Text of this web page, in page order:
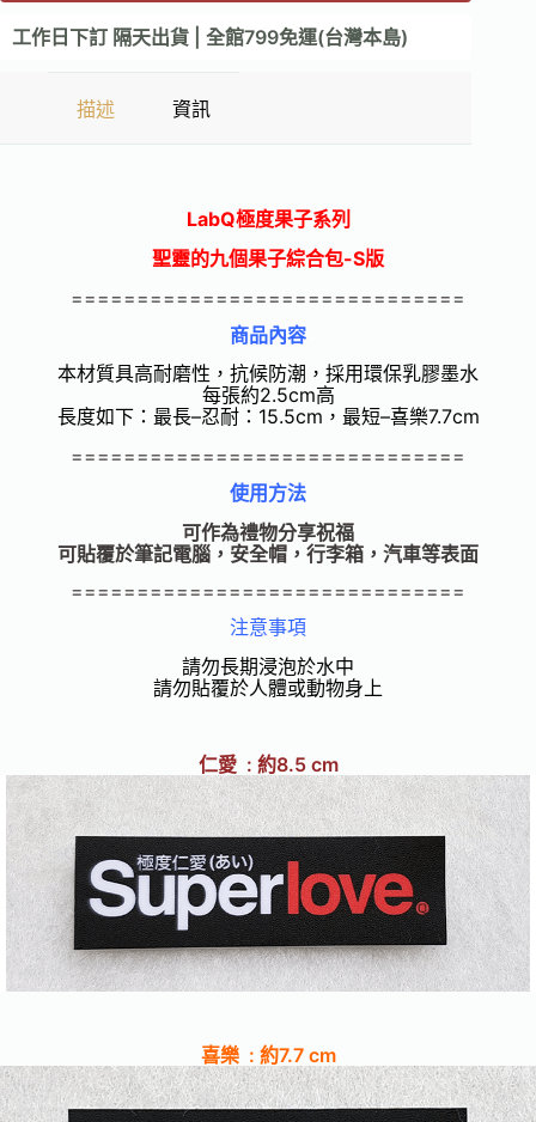
工作日下訂 隔天出貨 | 全館799免運(台灣本島)
描述 資訊
LabQ極度果子系列
聖靈的九個果子綜合包-S版
==============================
商品內容
本材質具高耐磨性，抗候防潮，採用環保乳膠墨水
每張約2.5cm高
長度如下：最長–忍耐：15.5cm，最短–喜樂7.7cm
==============================
使用方法
可作為禮物分享祝福
可貼覆於筆記電腦，安全帽，行李箱，汽車等表面
==============================
注意事項
請勿長期浸泡於水中
請勿貼覆於人體或動物身上
仁愛 : 約8.5 cm
喜樂 : 約7.7 cm